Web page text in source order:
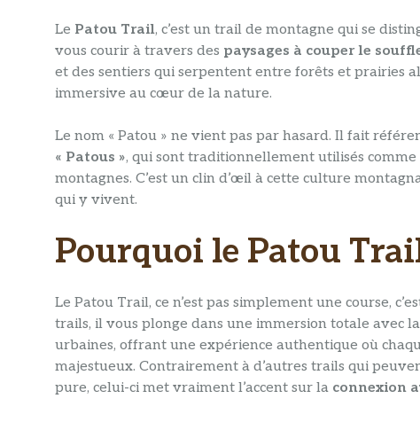
Le Patou Trail, c’est un trail de montagne qui se
vous courir à travers des paysages à couper le
et des sentiers qui serpentent entre forêts et prairies
immersive au cœur de la nature.
Le nom « Patou » ne vient pas par hasard. Il fait
« Patous », qui sont traditionnellement utilisés
montagnes. C’est un clin d’œil à cette culture
qui y vivent.
Pourquoi le Patou
Le Patou Trail, ce n’est pas simplement une course,
trails, il vous plonge dans une immersion totale avec
urbaines, offrant une expérience authentique où
majestueux. Contrairement à d’autres trails qui
pure, celui-ci met vraiment l’accent sur la connexion